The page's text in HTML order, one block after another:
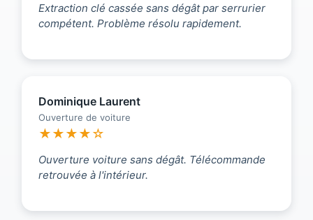
Extraction clé cassée sans dégât par serrurier
compétent. Problème résolu rapidement.
Dominique Laurent
Ouverture de voiture
★★★★☆
Ouverture voiture sans dégât. Télécommande
retrouvée à l'intérieur.